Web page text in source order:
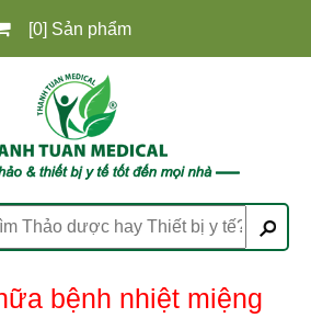
[0] Sản phẩm
bệnh nhiệt miệng